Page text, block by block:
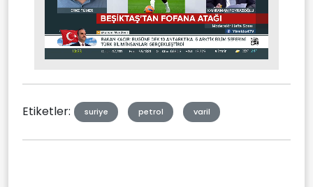
Mute Stream
Etiketler: suriye petrol varil